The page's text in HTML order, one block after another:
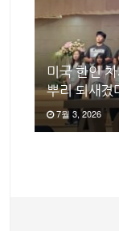
미국 한인
뿌리 되새겼
7월 3, 2026